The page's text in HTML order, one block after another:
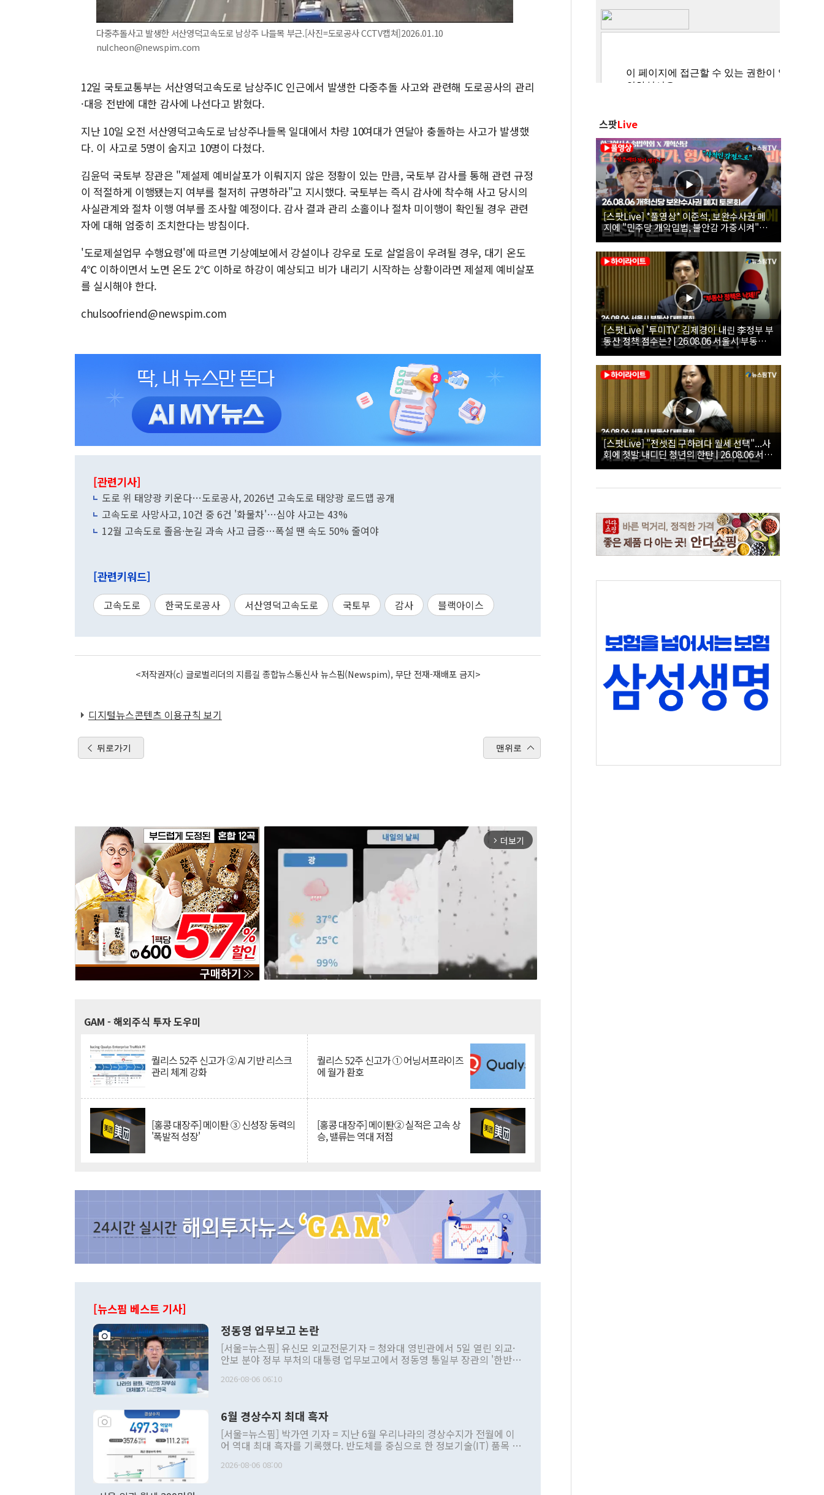
다중추돌사고 발생한 서산영덕고속도로 남상주 나들목 부근.[사진=도로공사 CCTV캡쳐]2026.01.10
nulcheon@newspim.com
12일 국토교통부는 서산영덕고속도로 남상주IC 인근에서 발생한 다중추돌 사고와 관련해 도로공사의 관리
·대응 전반에 대한 감사에 나선다고 밝혔다.
지난 10일 오전 서산영덕고속도로 남상주나들목 일대에서 차량 10여대가 연달아 충돌하는 사고가 발생했
다. 이 사고로 5명이 숨지고 10명이 다쳤다.
김윤덕 국토부 장관은 "제설제 예비살포가 이뤄지지 않은 정황이 있는 만큼, 국토부 감사를 통해 관련 규정
이 적절하게 이행됐는지 여부를 철저히 규명하라"고 지시했다. 국토부는 즉시 감사에 착수해 사고 당시의
사실관계와 절차 이행 여부를 조사할 예정이다. 감사 결과 관리 소홀이나 절차 미이행이 확인될 경우 관련
자에 대해 엄중히 조치한다는 방침이다.
'도로제설업무 수행요령'에 따르면 기상예보에서 강설이나 강우로 도로 살얼음이 우려될 경우, 대기 온도
4℃ 이하이면서 노면 온도 2℃ 이하로 하강이 예상되고 비가 내리기 시작하는 상황이라면 제설제 예비살포
를 실시해야 한다.
chulsoofriend@newspim.com
[관련기사]
도로 위 태양광 키운다…도로공사, 2026년 고속도로 태양광 로드맵 공개
고속도로 사망사고, 10건 중 6건 '화물차'…심야 사고는 43%
12월 고속도로 졸음·눈길 과속 사고 급증…폭설 땐 속도 50% 줄여야
[관련키워드]
고속도로 한국도로공사 서산영덕고속도로 국토부 감사 블랙아이스
<저작권자(c) 글로벌리더의 지름길 종합뉴스통신사 뉴스핌(Newspim), 무단 전재-재배포 금지>
디지털뉴스콘텐츠 이용규칙 보기
뒤로가기 맨위로
arrow_forward_ios 더보기
GAM - 해외주식 투자 도우미
퀄리스 52주 신고가 ② AI 기반 리스크
관리 체계 강화
퀄리스 52주 신고가 ① 어닝서프라이즈
에 월가 환호
[홍콩 대장주] 메이퇀 ③ 신성장 동력의
'폭발적 성장'
[홍콩 대장주] 메이퇀② 실적은 고속 상
승, 밸류는 역대 저점
[뉴스핌 베스트 기사]
정동영 업무보고 논란
[서울=뉴스핌] 유신모 외교전문기자 = 청와대 영빈관에서 5일 열린 외교·
안보 분야 정부 부처의 대통령 업무보고에서 정동영 통일부 장관의 '한반도
발언 중에는 정부 내 조율을 거치지 않은 사안을 정책으로 추진하겠다고 공
주의적 희망에 근거한 비현실적 구상'이라는 비판을 내놨다. 그동안 정 장
관의 대북 정책 관련 발언이 물의를 빚은 적은 여러 번 있지만 대통령과 유
관 부처 장관이 공개적으로 부정적 입장을 표명한 것은 이례적이다. 정 장
관의 무리한 대북 접근법과 월권을 제어해야 한다는 목소리도 높아지고 있
다. [정동영 통일부 장관이 지난달 23일 오후 서울 종로구 정부서울청사에
2026-08-06 06:10
6월 경상수지 최대 흑자
[서울=뉴스핌] 박가연 기자 = 지난 6월 우리나라의 경상수지가 전월에 이
어 역대 최대 흑자를 기록했다. 반도체를 중심으로 한 정보기술(IT) 품목 수
료=한국은행] 한국은행이 6일 발표한 '2026년 6월 국제수지(잠정)'에 따르
2026-08-06 08:00
스팟Live
[스팟Live] *풀영상* 이준석, 보완수사권 폐
지에 "민주당 개악입법, 불안감 가중시켜"｜
26.08.06 개혁신당 보완수사권 폐지 토론회
[스팟Live] '투미TV' 김제경이 내린 李정부 부
동산 정책 점수는? | 26.08.06 서울시 부동산
대토론회
[스팟Live] "전셋집 구하려다 월세 선택"...사
회에 첫발 내디딘 청년의 한탄 | 26.08.06 서울
시 부동산 대토론회